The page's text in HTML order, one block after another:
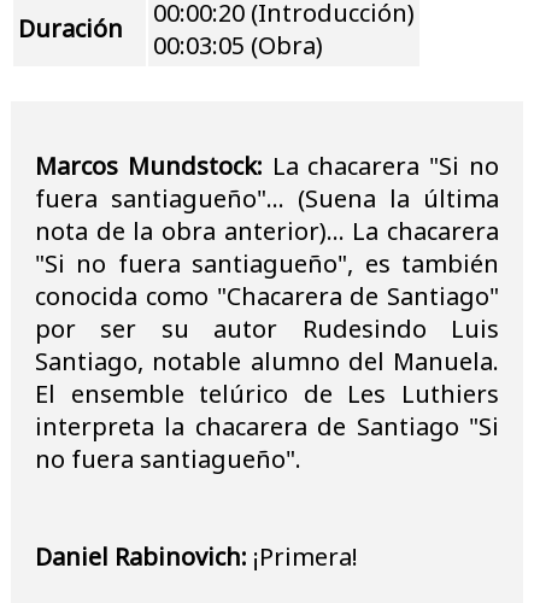
Duración
00:00:20 (Introducción)
00:03:05 (Obra)
Marcos Mundstock: La chacarera "Si no
fuera santiagueño"... (Suena la última
nota de la obra anterior)... La chacarera
"Si no fuera santiagueño", es también
conocida como "Chacarera de Santiago"
por ser su autor Rudesindo Luis
Santiago, notable alumno del Manuela.
El ensemble telúrico de Les Luthiers
interpreta la chacarera de Santiago "Si
no fuera santiagueño".
Daniel Rabinovich: ¡Primera!